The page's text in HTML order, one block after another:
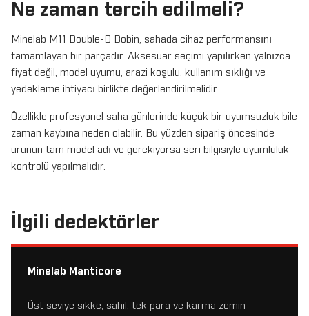
Ne zaman tercih edilmeli?
Minelab M11 Double-D Bobin, sahada cihaz performansını
tamamlayan bir parçadır. Aksesuar seçimi yapılırken yalnızca
fiyat değil, model uyumu, arazi koşulu, kullanım sıklığı ve
yedekleme ihtiyacı birlikte değerlendirilmelidir.
Özellikle profesyonel saha günlerinde küçük bir uyumsuzluk bile
zaman kaybına neden olabilir. Bu yüzden sipariş öncesinde
ürünün tam model adı ve gerekiyorsa seri bilgisiyle uyumluluk
kontrolü yapılmalıdır.
İlgili dedektörler
Minelab Manticore
Üst seviye sikke, sahil, tek para ve karma zemin